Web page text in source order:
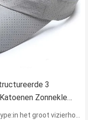
3
Zonneklep
groot vizierhoed, zonneklep GLB